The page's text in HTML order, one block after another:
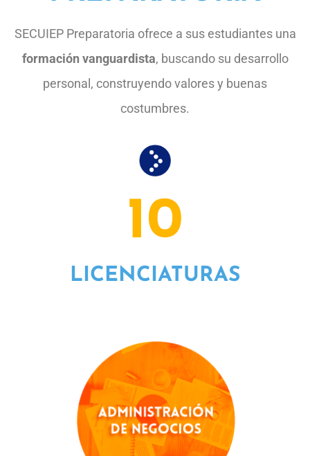
SECUIEP Preparatoria ofrece a sus estudiantes una
formación vanguardista, buscando su desarrollo
personal, construyendo valores y buenas
costumbres.
10
LICENCIATURAS